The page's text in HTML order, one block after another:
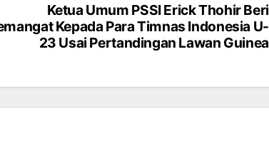
Ketua Umum PSSI Erick Thohir Beri
Kepada Para Timnas Indonesia U-
23 Usai Pertandingan Lawan Guinea